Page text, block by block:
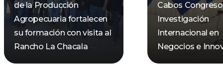
de la Producción
Agropecuaria fortalecen
su formación con visita al
Rancho La Chacala
Cabos
Investigación
Internacional en
Negocios e